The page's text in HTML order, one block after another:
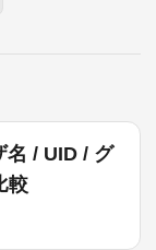
名 / UID / グ
較